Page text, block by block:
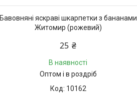
Бавовняні яскраві шкарпетки з бананами
Житомир (рожевий)
25 ₴
В наявності
Оптом і в роздріб
10162